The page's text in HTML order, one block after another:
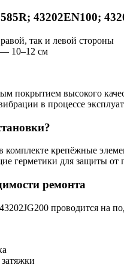
43202EN100;
так и левой стороны
10–12 см
покрытием высокого
в процессе
крепёжные
герметики для защиты от
ремонта
проводится на